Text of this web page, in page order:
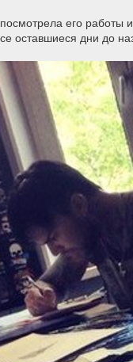
его работы
оставшиеся дни до